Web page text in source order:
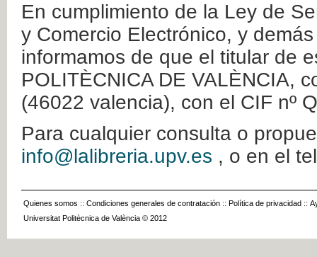
En cumplimiento de la Ley de
y Comercio Electrónico, y
informamos de que el titular de
POLITÈCNICA DE VALÈNCIA,
(46022 valencia), con el CIF nº
Para cualquier consulta o
info@lalibreria.upv.es , o en el
Quienes somos :: Condiciones generales de contratación :: Política de privacidad ::
Universitat Politècnica de València © 2012